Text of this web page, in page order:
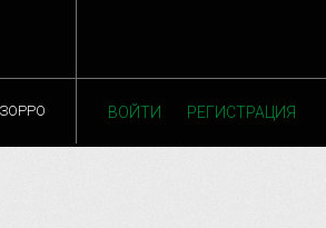
ВОЙТИ РЕГИСТРАЦИЯ